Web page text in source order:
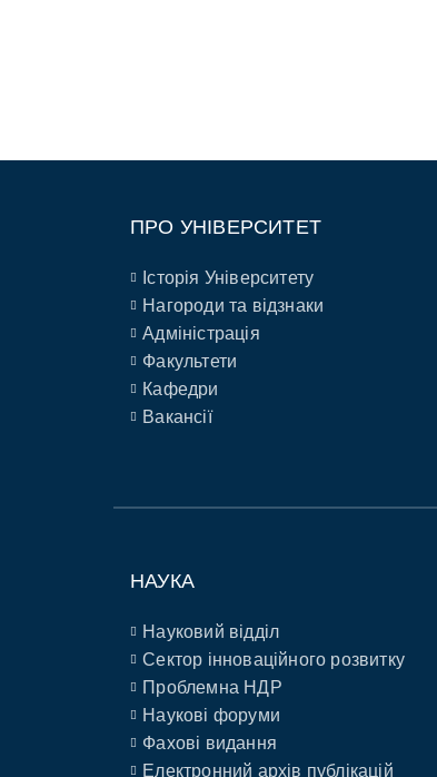
ПРО УНІВЕРСИТЕТ
Історія Університету
Нагороди та відзнаки
Адміністрація
Факультети
Кафедри
Вакансії
НАУКА
Науковий відділ
Сектор інноваційного розвитку
Проблемна НДР
Наукові форуми
Фахові видання
Електронний архів публікацій